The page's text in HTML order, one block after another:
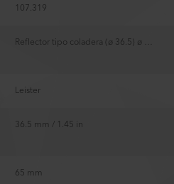
107.319
Leister
36.5 mm / 1.45 in
65 mm